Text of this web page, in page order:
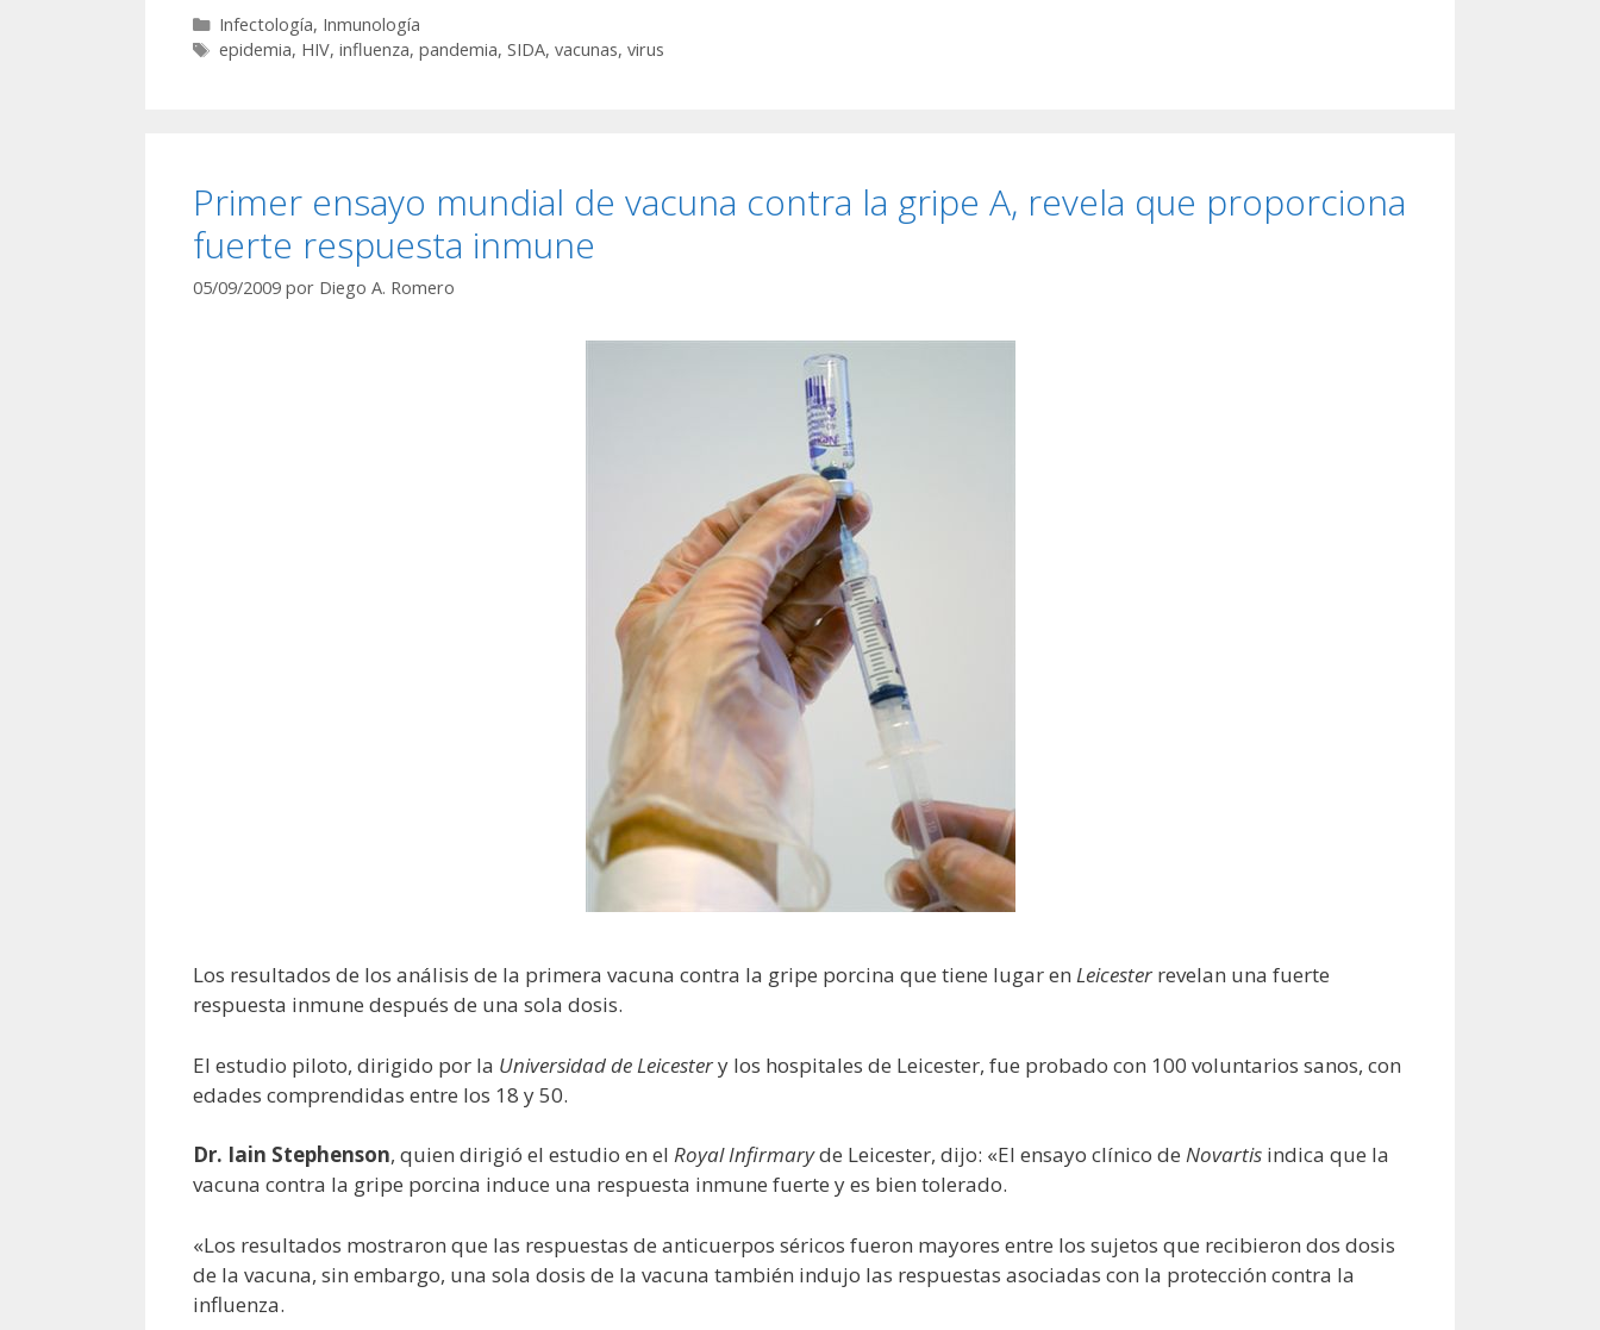
Categorías
Infectología, Inmunología
Etiquetas
epidemia, HIV, influenza, pandemia, SIDA, vacunas, virus
Primer ensayo mundial de vacuna contra la gripe A, revela que proporciona
fuerte respuesta inmune
05/09/2009 por Diego A. Romero
Los resultados de los análisis de la primera vacuna contra la gripe porcina que tiene lugar en Leicester revelan una fuerte
respuesta inmune después de una sola dosis.
El estudio piloto, dirigido por la Universidad de Leicestery los hospitales de Leicester, fue probado con 100 voluntarios sanos, con
edades comprendidas entre los 18 y 50.
Dr. Iain Stephenson, quien dirigió el estudio en el Royal Infirmaryde Leicester, dijo: «El ensayo clínico de Novartis indica que la
vacuna contra la gripe porcina induce una respuesta inmune fuerte y es bien tolerado.
«Los resultados mostraron que las respuestas de anticuerpos séricos fueron mayores entre los sujetos que recibieron dos dosis
de la vacuna, sin embargo, una sola dosis de la vacuna también indujo las respuestas asociadas con la protección contra la
influenza.